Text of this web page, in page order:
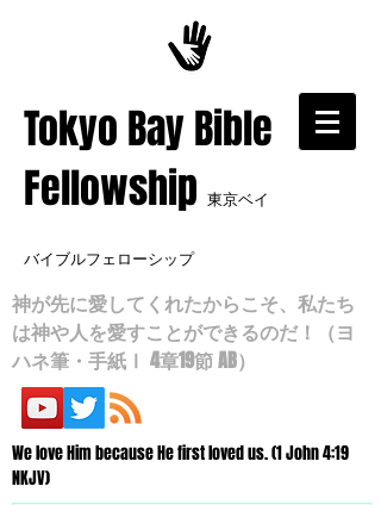
​Tokyo Bay Bible
Fellowship 東京ベイ
バイブルフェローシップ
神が先に愛してくれたからこそ、私たち
は神や人を愛すことができるのだ！（ヨ
ハネ筆・手紙Ⅰ 4章19節 AB）
We love Him because He first loved us. (1 John 4:19
NKJV)